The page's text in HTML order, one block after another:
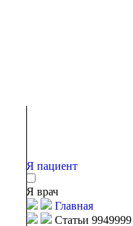
Я пациент
Я врач
Главная
Статьи 9949999